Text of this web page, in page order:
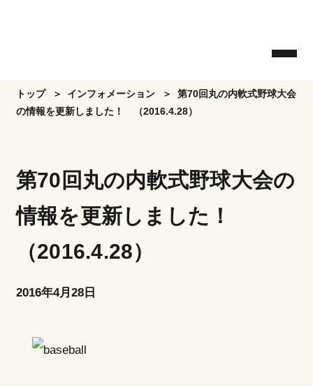
content
トップ インフォメーション
第70回丸の内軟式野球大会
の情報を更新しました！ （2016.4.28）
第70回丸の内軟式野球大会の
情報を更新しました！
（2016.4.28）
2016年4月28日